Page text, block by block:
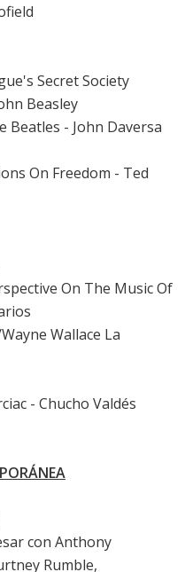
Secret Society
Beasley
Beatles - John Daversa
On Freedom - Ted
On The Music Of
Wallace La
- Chucho Valdés
con Anthony
Rumble,